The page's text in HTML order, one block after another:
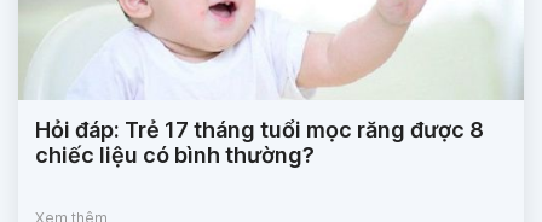
Hỏi đáp: Trẻ 17 tháng tuổi mọc răng được 8
chiếc liệu có bình thường?
Xem thêm